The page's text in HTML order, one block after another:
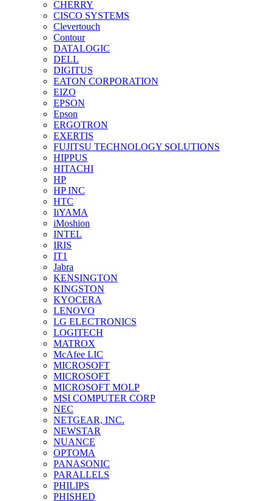
CHERRY
CISCO SYSTEMS
Clevertouch
Contour
DATALOGIC
DELL
DIGITUS
EATON CORPORATION
EIZO
EPSON
Epson
ERGOTRON
EXERTIS
FUJITSU TECHNOLOGY SOLUTIONS
HIPPUS
HITACHI
HP
HP INC
HTC
IiYAMA
iMoshion
INTEL
IRIS
IT1
Jabra
KENSINGTON
KINGSTON
KYOCERA
LENOVO
LG ELECTRONICS
LOGITECH
MATROX
McAfee LIC
MICROSOFT
MICROSOFT
MICROSOFT MOLP
MSI COMPUTER CORP
NEC
NETGEAR, INC.
NEWSTAR
NUANCE
OPTOMA
PANASONIC
PARALLELS
PHILIPS
PHISHED